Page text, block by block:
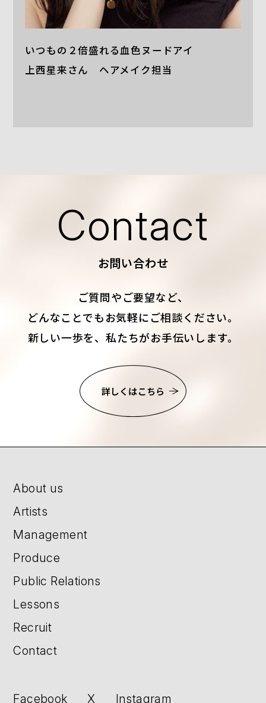
いつもの２倍盛れる血色ヌードアイ
上西星来さん ヘアメイク担当
Contact
お問い合わせ
ご質問やご要望など、
どんなことでもお気軽にご相談ください。
新しい一歩を、私たちがお手伝いします。
詳しくはこちら
About us
Artists
Management
Produce
Public Relations
Lessons
Recruit
Contact
Facebook X Instagram